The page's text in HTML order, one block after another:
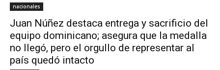
nacionales
Juan Núñez destaca entrega y sacrificio del
equipo dominicano; asegura que la medalla
no llegó, pero el orgullo de representar al
país quedó intacto